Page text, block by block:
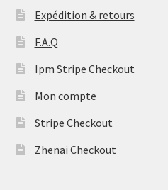
Expédition & retours
F.A.Q
Ipm Stripe Checkout
Mon compte
Stripe Checkout
Zhenai Checkout